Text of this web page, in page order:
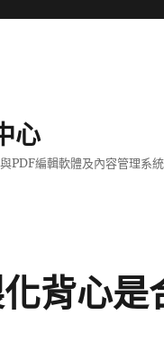
心
PDF編輯軟體及內容管理系
背心